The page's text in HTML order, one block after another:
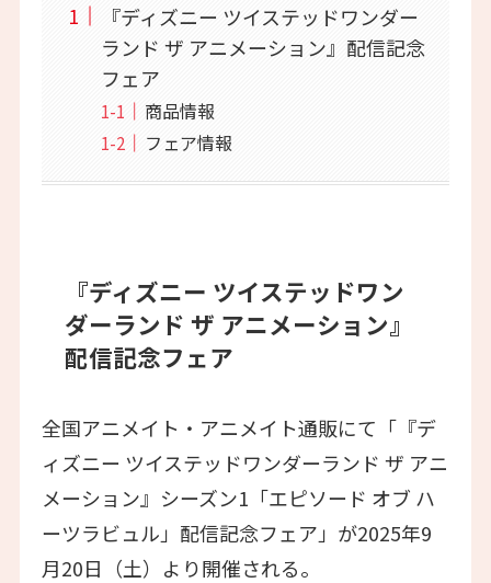
『ディズニー ツイステッドワンダー
ランド ザ アニメーション』配信記念
フェア
商品情報
フェア情報
『ディズニー ツイステッドワン
ダーランド ザ アニメーション』
配信記念フェア
全国アニメイト・アニメイト通販にて「『デ
ィズニー ツイステッドワンダーランド ザ アニ
メーション』シーズン1「エピソード オブ ハ
ーツラビュル」配信記念フェア」が2025年9
月20日（土）より開催される。